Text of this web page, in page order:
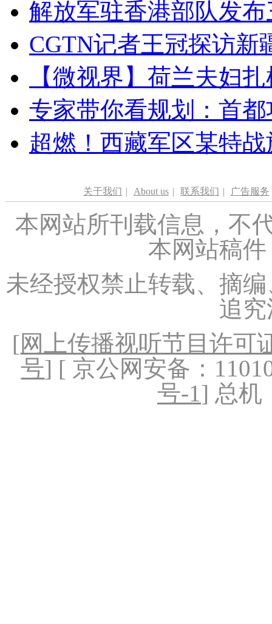
解放军驻香港部队发
CGTN记者王冠探访新
【微视界】荷兰夫妇
专家带你看规划：首
超燃！西藏军区某特
关于我们 | About us | 联系我们 | 广告服务
本网站所刊载信息，不
本网站稿
未经授权禁止转载、摘
追
[网上传播视听节目许可
号] [ 京公网安备：
号-1] 总机